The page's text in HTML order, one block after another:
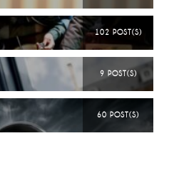
102 POST(S)
9 POST(S)
60 POST(S)